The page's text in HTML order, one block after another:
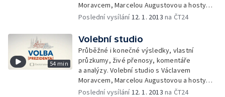
Moravcem, Marcelou Augustovou a hosty
z řad politiků, sympatizantů, sociologů,
Poslední vysílání12. 1. 2013 na ČT24
54 min
Volební studio
Průběžné i konečné výsledky, vlastní
průzkumy, živé přenosy, komentáře
a analýzy. Volební studio s Václavem
Moravcem, Marcelou Augustovou a hosty
z řad politiků, sympatizantů, sociologů,
Poslední vysílání12. 1. 2013 na ČT24